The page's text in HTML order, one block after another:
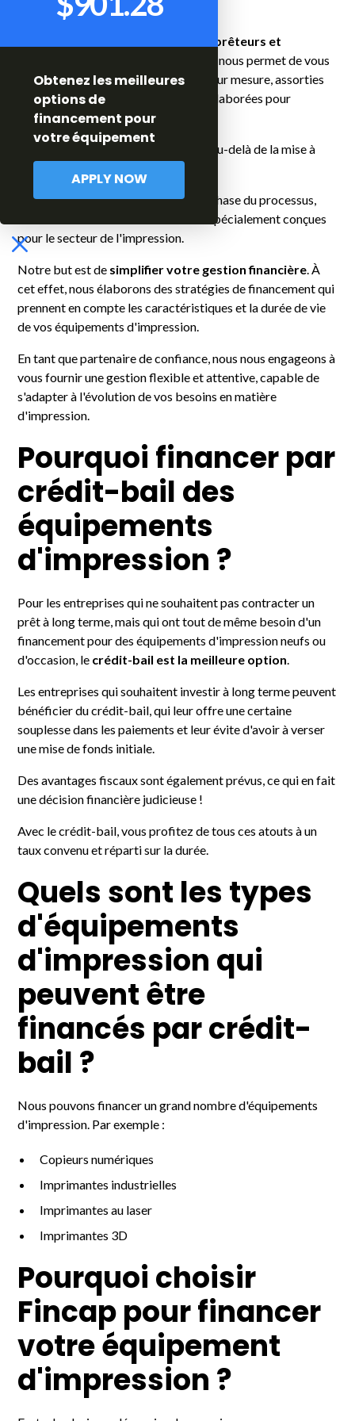
Obtenez les meilleures
options de
financement pour
votre équipement
APPLY NOW
vos besoins spécifiques.
25 prêteurs et
institutions financières au Canadanous permet de vous
proposer des solutions de paiement sur mesure, assorties
de conditions tarifaires attractives, élaborées pour
répondre à vos attentes particulières.
L'implication de Fincap s'étend bien au-delà de la mise à
disposition de solutions financières.
Nous sommes à vos côtés à chaque phase du processus,
vous offrant des recommandations spécialement conçues
pour le secteur de l'impression.
Notre but est de simplifier votre gestion financière. À
cet effet, nous élaborons des stratégies de financement qui
prennent en compte les caractéristiques et la durée de vie
de vos équipements d'impression.
En tant que partenaire de confiance, nous nous engageons à
vous fournir une gestion flexible et attentive, capable de
s'adapter à l'évolution de vos besoins en matière
d'impression.
Pourquoi financer par
crédit-bail des
équipements
d'impression ?
Pour les entreprises qui ne souhaitent pas contracter un
prêt à long terme, mais qui ont tout de même besoin d'un
financement pour des équipements d'impression neufs ou
d'occasion, le crédit-bail est la meilleure option.
Les entreprises qui souhaitent investir à long terme peuvent
bénéficier du crédit-bail, qui leur offre une certaine
souplesse dans les paiements et leur évite d'avoir à verser
une mise de fonds initiale.
Des avantages fiscaux sont également prévus, ce qui en fait
une décision financière judicieuse !
Avec le crédit-bail, vous profitez de tous ces atouts à un
taux convenu et réparti sur la durée.
Quels sont les types
d'équipements
d'impression qui
peuvent être
financés par crédit-
bail ?
Nous pouvons financer un grand nombre d'équipements
d'impression. Par exemple :
Copieurs numériques
Imprimantes industrielles
Imprimantes au laser
Imprimantes 3D
Pourquoi choisir
Fincap pour financer
votre équipement
d'impression ?